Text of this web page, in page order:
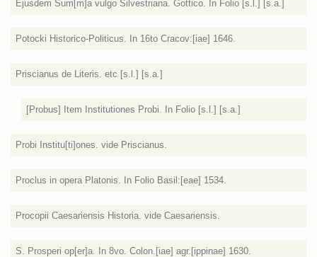
Ejusdem Sum[m]a vulgo Silvestriana. Gottico. In Folio [s.l.] [s.a.]
Potocki Historico-Politicus. In 16to Cracov:[iae] 1646.
Priscianus de Literis. etc [s.l.] [s.a.]
[Probus] Item Institutiones Probi. In Folio [s.l.] [s.a.]
Probi Institu[ti]ones. vide Priscianus.
Proclus in opera Platonis. In Folio Basil:[eae] 1534.
Procopii Caesariensis Historia. vide Caesariensis.
S. Prosperi op[er]a. In 8vo. Colon.[iae] agr.[ippinae] 1630.